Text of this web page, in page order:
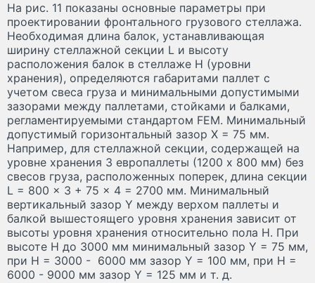
На рис. 11 показаны основные параметры при
проектировании фронтального грузового стеллажа.
Необходимая длина балок, устанавливающая
ширину стеллажной секции L и высоту
расположения балок в стеллаже H (уровни
хранения), определяются габаритами паллет с
учетом свеса груза и минимальными допустимыми
зазорами между паллетами, стойками и балками,
регламентируемыми стандартом FEM. Минимальный
допустимый горизонтальный зазор X = 75 мм.
Например, для стеллажной секции, содержащей на
уровне хранения 3 европаллеты (1200 x 800 мм) без
свесов груза, расположенных поперек, длина секции
L = 800 x 3 + 75 x 4 = 2700 мм. Минимальный
вертикальный зазор Y между верхом паллеты и
балкой вышестоящего уровня хранения зависит от
высоты уровня хранения относительно пола H. При
высоте H до 3000 мм минимальный зазор Y = 75 мм,
при H = 3000 - 6000 мм зазор Y = 100 мм, при H =
6000 - 9000 мм зазор Y = 125 мм и т. д.